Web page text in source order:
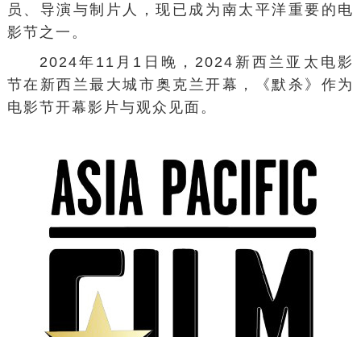
员、导演与制片人，现已成为南太平洋重要的电
影节之一。
2024年11月1日晚， 2024新西兰亚太电影
节在新西兰最大城市奥克兰开幕，《默杀》作为
电影节开幕影片与观众见面。